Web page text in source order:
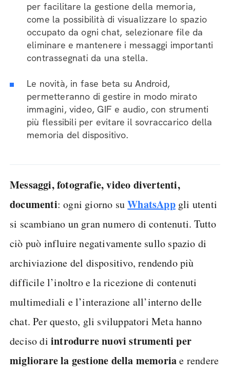
per facilitare la gestione della memoria,
come la possibilità di visualizzare lo spazio
occupato da ogni chat, selezionare file da
eliminare e mantenere i messaggi importanti
contrassegnati da una stella.
Le novità, in fase beta su Android,
permetteranno di gestire in modo mirato
immagini, video, GIF e audio, con strumenti
più flessibili per evitare il sovraccarico della
memoria del dispositivo.
Messaggi, fotografie, video divertenti,
documenti: ogni giorno suWhatsAppgli utenti
si scambiano un gran numero di contenuti. Tutto
ciò può influire negativamente sullo spazio di
archiviazione del dispositivo, rendendo più
difficile l’inoltro e la ricezione di contenuti
multimediali e l’interazione all’interno delle
chat. Per questo, gli sviluppatori Meta hanno
deciso di introdurre nuovi strumenti per
migliorare la gestione della memoriae rendere